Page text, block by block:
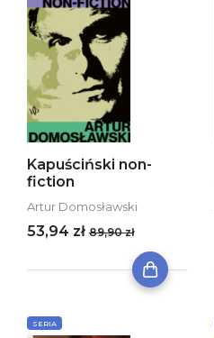
Kapuściński non-
fiction
Artur Domosławski
53,94 zł 89,90 zł
SERIA